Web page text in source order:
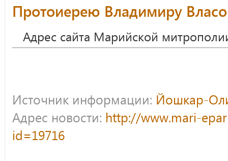
Протоиерею Владимиру
Адрес сайта Марийской
Источник информации: Йошкар-
Адрес новости: http://www.mari-
id=19716